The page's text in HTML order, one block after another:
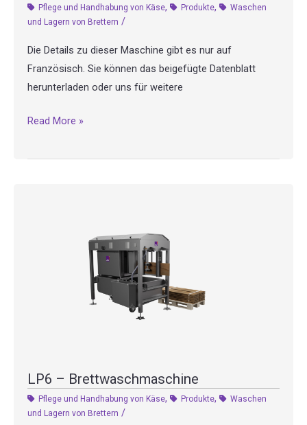
Pflege und Handhabung von Käse, Produkte,
Waschen
und Lagern von Brettern /
Die Details zu dieser Maschine gibt es nur auf
Französisch. Sie können das beigefügte Datenblatt
herunterladen oder uns für weitere
LP5
Automatische
Read More »
LP6 – Brettwaschmaschine
Pflege und Handhabung von Käse, Produkte,
Waschen
und Lagern von Brettern /